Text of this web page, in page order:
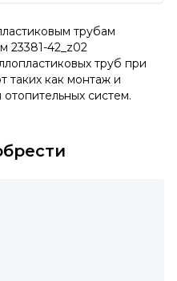
трубам
23381-42_z02
труб при
таких как монтаж и
систем.